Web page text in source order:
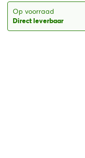
Op voorraad
Direct leverbaar